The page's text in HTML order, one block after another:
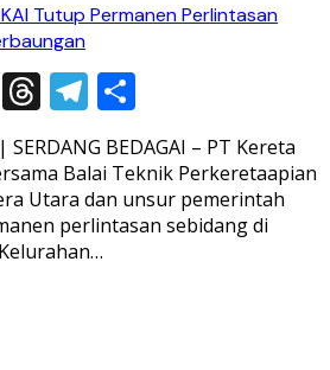
Tutup Permanen Perlintasan
X Threads
Telegram
BEDAGAI – PT Kereta
Balai Teknik Perkeretaapian
Utara dan unsur pemerintah
perlintasan sebidang di